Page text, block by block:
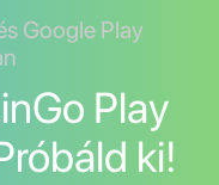
Google Play
Play
ki!